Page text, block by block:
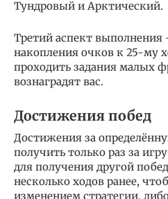
Тундровый и Арктический.
Третий аспект выполнения
накопления очков к 25-му
проходить задания малых
вознаградят вас.
Достижения побед
Достижения за
получить только раз за
для получения другой
несколько ходов ранее,
изменением стратегии,